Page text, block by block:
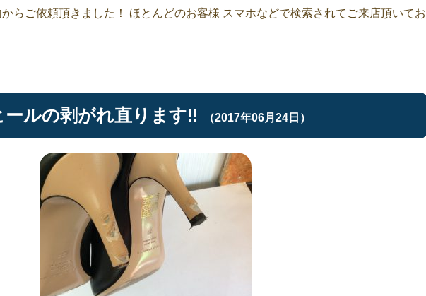
らご依頼頂きました！ ほとんどのお客様 スマホなどで検索されてご来店頂いてお
ルの剥がれ直ります‼︎ （2017年06月24日）